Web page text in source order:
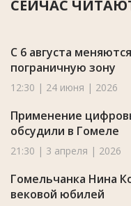
СЕЙЧАС
С 6 августа
пограничную зону
12:30 | 24 июня | 2026
Применение
обсудили в Гомеле
21:30 | 3 апреля | 2026
Гомельчанка Нина
вековой юбилей